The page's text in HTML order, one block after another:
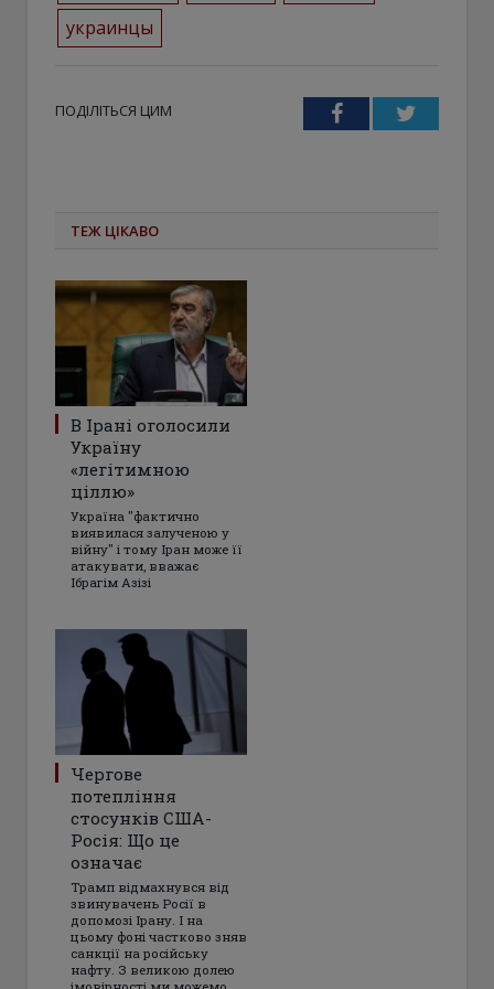
украинцы
ПОДІЛІТЬСЯ ЦИМ FacebookTwitter
ТЕЖ ЦІКАВО
В Ірані оголосили
Україну
«легітимною
ціллю»
Україна "фактично
виявилася залученою у
війну" і тому Іран може її
атакувати, вважає
Ібрагім Азізі
Чергове
потепління
стосунків США-
Росія: Що це
означає
Трамп відмахнувся від
звинувачень Росії в
допомозі Ірану. І на
цьому фоні частково зняв
санкції на російську
нафту. З великою долею